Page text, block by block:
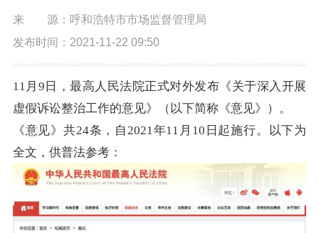
来 源：呼和浩特市市场监督管理局
发布时间：2021-11-22 09:50
11月9日，最高人民法院正式对外发布《关于深入开展
虚假诉讼整治工作的意见》（以下简称《意见》）。
《意见》共24条，自2021年11月10日起施行。以下为
全文，供普法参考：